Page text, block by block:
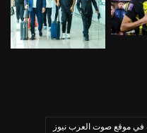
في موقع صوت العرب نيوز